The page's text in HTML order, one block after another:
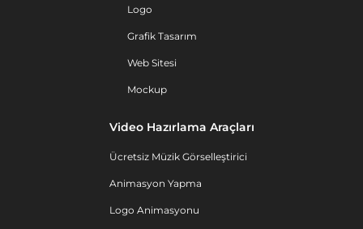
Logo
Grafik Tasarım
Web Sitesi
Mockup
Video Hazırlama Araçları
Ücretsiz Müzik Görselleştirici
Animasyon Yapma
Logo Animasyonu